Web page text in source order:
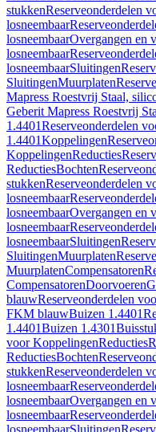
stukkenReserveonderdelen
losneembaar
losneembaarOvergangen en
losneembaar
losneembaarSluitingen
SluitingenMuurplaten
Mapress Roestvrij Staal,
Geberit Mapress Roestvrij
1.4401Reserveonderdelen
1.4401Koppelingen
KoppelingenReducties
ReductiesBochten
stukkenReserveonderdelen
losneembaar
losneembaarOvergangen en
losneembaar
losneembaarSluitingen
SluitingenMuurplaten
MuurplatenCompensatoren
CompensatorenDoorvoeren
blauwReserveonderdelen
FKM blauwBuizen 1.4401
1.4401Buizen 1.4301
voor KoppelingenReducties
ReductiesBochten
stukkenReserveonderdelen
losneembaar
losneembaarOvergangen en
losneembaar
losneembaarSluitingen